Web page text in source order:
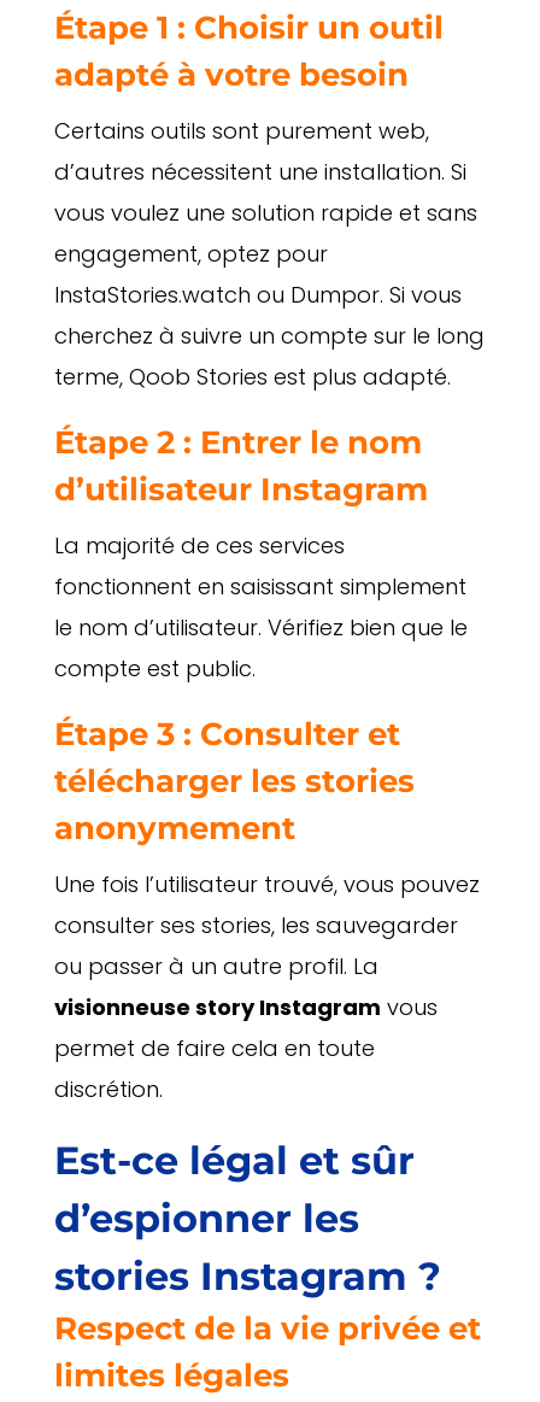
Étape 1 : Choisir un outil
adapté à votre besoin
Certains outils sont purement web,
d’autres nécessitent une installation. Si
vous voulez une solution rapide et sans
engagement, optez pour
InstaStories.watch ou Dumpor. Si vous
cherchez à suivre un compte sur le long
terme, Qoob Stories est plus adapté.
Étape 2 : Entrer le nom
d’utilisateur Instagram
La majorité de ces services
fonctionnent en saisissant simplement
le nom d’utilisateur. Vérifiez bien que le
compte est public.
Étape 3 : Consulter et
télécharger les stories
anonymement
Une fois l’utilisateur trouvé, vous pouvez
consulter ses stories, les sauvegarder
ou passer à un autre profil. La
visionneuse story Instagram vous
permet de faire cela en toute
discrétion.
Est-ce légal et sûr
d’espionner les
stories Instagram ?
Respect de la vie privée et
limites légales